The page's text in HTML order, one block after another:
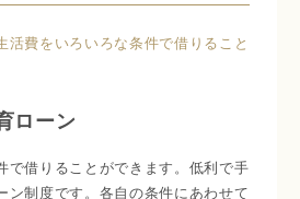
活費をいろいろな条件で借りること
ローン
で借りることができます。低利で手
ン制度です。各自の条件にあわせて